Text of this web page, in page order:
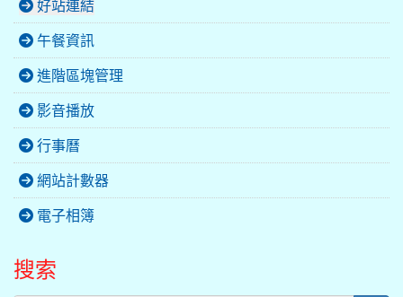
好站連結
午餐資訊
進階區塊管理
影音播放
行事曆
網站計數器
電子相簿
搜索